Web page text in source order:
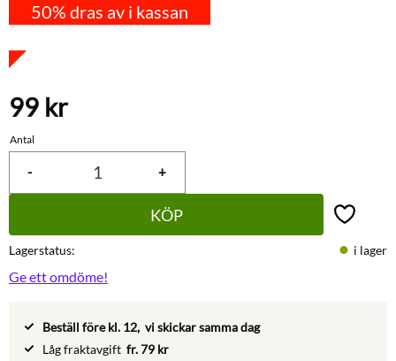
50% dras av i kassan
99 kr
Antal
+
-
KÖP Lägg till
Lagerstatus i lager
Ge ett omdöme!
Beställ före kl. 12, vi skickar samma dag
Låg fraktavgift fr. 79 kr